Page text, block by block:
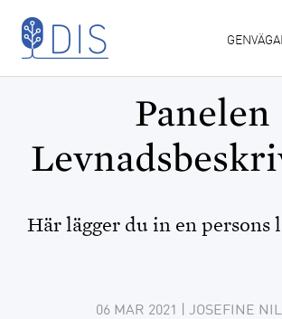
Hoppa till huvudinnehåll
Panelen
Här lägger du in en persons
06 MAR 2021 | JOSEFINE